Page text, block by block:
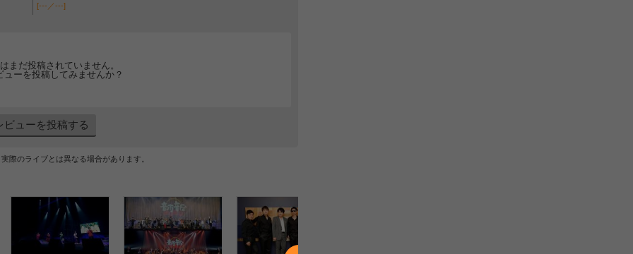
[---／---]
まだ投稿されていません。
ューを投稿してみませんか？
ビューを投稿する
際のライブとは異なる場合があります。